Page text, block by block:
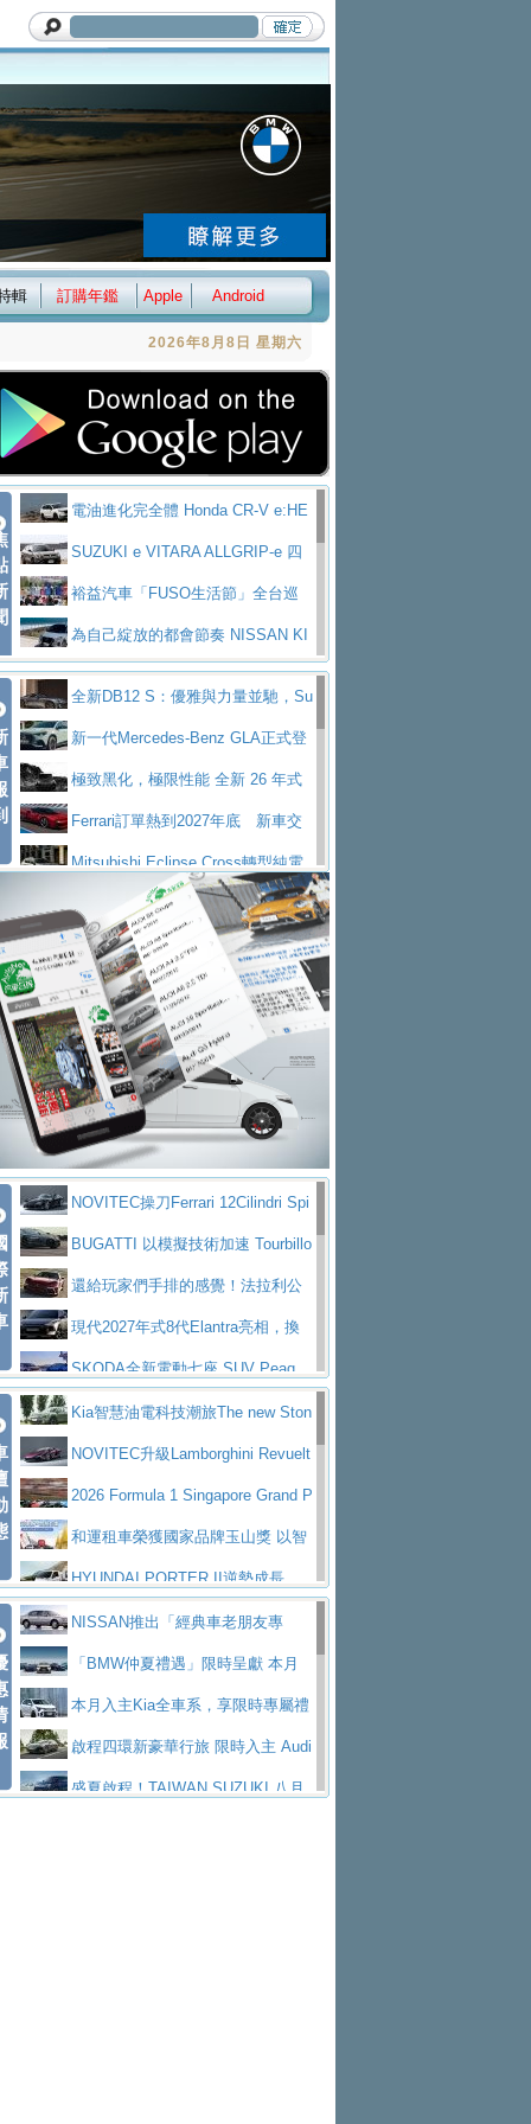
輯 訂購年鑑 Apple Android
2026年8月8日 星期六
電油進化完全體 Honda CR-V e:HE
V PrestigeSUZUKI e VITARA ALLGRIP-e 四
驅精神的純電新詮釋
裕益汽車「FUSO生活節」全台巡
迴 結合生活體驗、交通安全與購車優惠
為自己綻放的都會節奏 NISSAN KI
CKS SAKURA為品味獨具層峰買家打造的頂級座
駕，MAZDA CX-90 33T AWD Premium Ca
ptain Seat
EV
技的座駕! Ford Territory中型油電休旅
SO Super Great今日在台登場，結合先進安
ntis四品牌經銷權，全新多品牌旗艦展示中
心開幕啟用
屏東特搜大隊再添新利器 SITRAK
救助器材車買氣不衰、SUZUKI經銷商勇於開啟
全新大店，新北都鈴木占地500坪土城旗艦
展示中心開幕
2025第七屆ISUZU運轉職人挑戰賽
熱血登場 展現極致車技與專業職人精神
H2GP世界總決賽圓滿落幕 台灣團
隊表現精彩淨零減碳指標性應用 純電動水泥預
拌車 消防車除了滅火裝備還需要什麼？
一探SITRAK “準” 消防車的究竟
大益金龍初試啼聲，汽柴油5噸貨車
不是對手正宗年鑑2025年全球自動車年鑑1月
下旬問世！2024第六屆ISUZU運轉職人挑戰賽
首度前進南台灣熱烈開戰
豪華電能休旅新星 Audi Q4 Sportba
ck 55 e-tron S lineScania Taiwan 逆風而行，加深力
道投資布局
全新DB12 S：優雅與力量並馳，Su
per Tourer的顛峰之作
新一代Mercedes-Benz GLA正式登
場 續航最高657公里、支援320kW快充
極致黑化，極限性能 全新 26 年式
DEFENDER OCTA BLACK 限量登台
Ferrari訂單熱到2027年底 新車交
付至少得等一年以上
Mitsubishi Eclipse Cross轉型純電
休旅 87kWh電池續航超過600公里
全新BMW 318i Touring豪華旅行車
全台限量200台 進化現型
不等零關稅的紅利，Jeep品牌今日
起展開首批車交車
Volvo EX60 即將叩關，靜肅性、底
盤與數位介面搶先揭露
Audi Q9 將於 2026 年底上市 旗艦
大型 SUV 鎖定七人座豪華市場
BMW攜手漫威電影【蜘蛛人：重生
日】 Skoda 發表全新 Peaq 內裝：七人
座純電旗艦 SUV，行李廂最大可達 935 公
升
全新純電 Mercedes-Benz C 400 4
MATIC Electric 登場
奢華與科技大躍進，MAZDA全新3
代CX-5全方位進化提前亮相並展開預售94.9
萬起
馬自達公布 2027 年式 MX-5 更
新，新增 Yakudo 特別版
Skoda Peaq 發表全新電動動力系
統 最長續航逾 640 公里、支援雙向供電
BMW M2 首度導入 xDrive 四驅，
美國與瑞士需求成關鍵推手
The all-new T-Roc 魅力 自成焦點
Maserati GT2 Stradale「Tribute to
MC12」全球首度亮相
迎接 RANGE ROVER 品牌家族第
五位成員 全新 RANGE ROVER GT 預告登
場
造型華麗時尚、科技座艙再進化，P
eugeot 208小改款發表上市94.8萬起
NOVITEC操刀Ferrari 12Cilindri Spi
der 碳纖維空力、鍛造輪圈與Inconel排氣
上身
BUGATTI 以模擬技術加速 Tourbillo
n 動態開發還給玩家們手排的感覺！法拉利公
布12Cilidri Manaule手排超跑產品細節
現代2027年式8代Elantra亮相，換
裝更銳利的造型、更先進的資訊娛樂系統及
更高效的動力
SKODA全新電動七座 SUV Peaq
問世，擁有品牌史上最寬敞且豪華的座艙
AUDI推出首款高性能油電超跑Nuvo
lari，0到100公里加速2.6秒、極速350公里
／小時
百年三叉戟傳奇再啟程 Maserati 重
返 1000 Miglia 傳承競速榮耀
法拉利首款純電跑車Luce亮相，最
大馬力超過1000匹並具備530公里最大續航
里程
小車大空間、座艙科技更先進，SK
ODA發表全新純電跨界休旅Eipq祭平民化車
價89萬起
賓士AMG.EA專屬平台首作，Merc
edes-AMG 全新GT 4-Door Coupe全球首發
福斯推出首款GTI純電性能掀背ID.
Polo GTI，擁有226匹馬力和零百加速 6.8
秒的實力
Jaguar 公布四門 GT車款正式車名
為JAGUAR TYPE 01
終於跟上進度，LEXUS發表首款三
排六座純電旗艦休旅 TZ
有錢也買不到的Golf R！福斯打造
全新Golf R 24h賽車將挑戰紐柏林24小時耐
SKODA公布全新小型純電跨界休旅
Kia智慧油電科技潮旅The new Ston
ic 1-7月累計銷量創歷史新高
NOVITEC升級Lamborghini Revuelt
o 綜效輸出增至1,048匹
2026 Formula 1 Singapore Grand P
rix 新加坡大獎賽 Audi 極速之旅開放報名
和運租車榮獲國家品牌玉山獎 以智
慧移動與綠能創新
HYUNDAI PORTER II逆勢成長，
勇奪中型貨車銷售冠軍
父親節霸氣獻禮！PGO 威力125 最
低入手價 $60,900 起 省油ｘ安全ｘ大空間
陪爸爸輕鬆
福斯商旅挺頭家 推出「德系質感 精
算圓夢」專案yundai推出AllDayEnergy能源服
務 讓電動車化身行動儲能系統
NISSAN X-TRAIL 上市首月銷量
躋身同級前3名Toyota歐洲純電車銷量翻倍 2026
NISSAN推出「經典車老朋友專
案」 以匠人精神煥新珍品座駕
「BMW仲夏禮遇」限時呈獻 本月
入主即享尊榮豪華五星假期 多元優購方案
同步實施
本月入主Kia全車系，享限時專屬禮
遇 啟程四環新豪華行旅 限時入主 Audi
A6 旗艦陣容 低月付5,888元起及3 年乙式險
盛夏啟程！TAIWAN SUZUKI 八月